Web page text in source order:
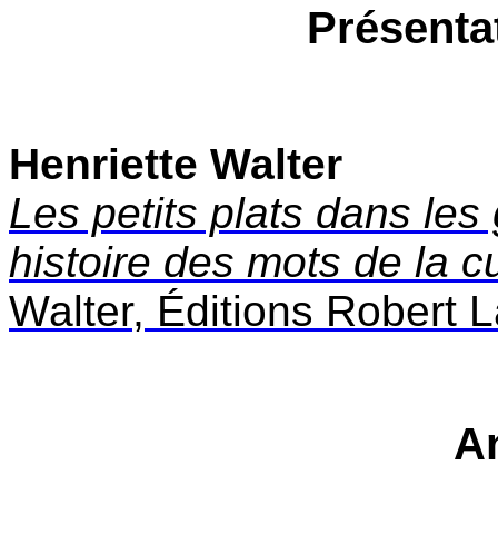
Henriette Walter
Les petits plats dans
histoire des mots de la
Walter, Éditions Robert